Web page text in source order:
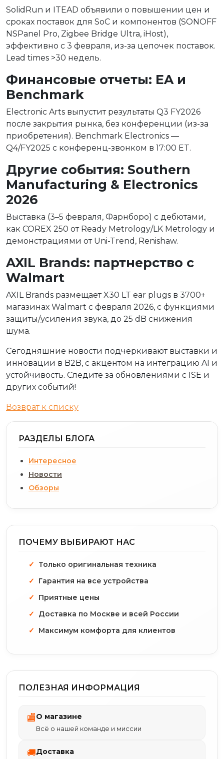
SolidRun и ITEAD объявили о повышении цен и
сроках поставок для SoC и компонентов (SONOFF
NSPanel Pro, Zigbee Bridge Ultra, iHost),
эффективно с 3 февраля, из-за цепочек поставок.
Lead times >30 недель.
Финансовые отчеты: EA и
Benchmark
Electronic Arts выпустит результаты Q3 FY2026
после закрытия рынка, без конференции (из-за
приобретения). Benchmark Electronics —
Q4/FY2025 с конференц-звонком в 17:00 ET.
Другие события: Southern
Manufacturing & Electronics
2026
Выставка (3–5 февраля, Фарнборо) с дебютами,
как COREX 250 от Ready Metrology/LK Metrology и
демонстрациями от Uni-Trend, Renishaw.
AXIL Brands: партнерство с
Walmart
AXIL Brands размещает X30 LT ear plugs в 3700+
магазинах Walmart с февраля 2026, с функциями
защиты/усиления звука, до 25 dB снижения
шума.
Сегодняшние новости подчеркивают выставки и
инновации в B2B, с акцентом на интеграцию AI и
устойчивость. Следите за обновлениями с ISE и
других событий!
Возврат к списку
РАЗДЕЛЫ БЛОГА
Интересное
Новости
Обзоры
ПОЧЕМУ ВЫБИРАЮТ НАС
Только оригинальная техника
Гарантия на все устройства
Приятные цены
Доставка по Москве и всей России
Максимум комфорта для клиентов
ПОЛЕЗНАЯ ИНФОРМАЦИЯ
🏬О магазине
Всё о нашей команде и миссии
🚚Доставка